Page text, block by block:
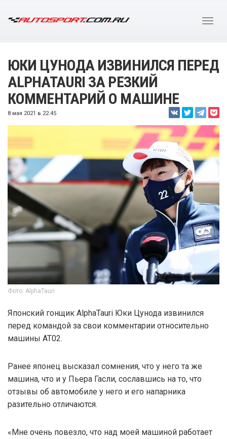
ЮКИ ЦУНОДА ИЗВИНИЛСЯ ПЕРЕД
ALPHATAURI ЗА РЕЗКИЙ
КОММЕНТАРИЙ О МАШИНЕ
8 мая 2021 в 22:45
Фото: AlphaTauri
Японский гонщик AlphaTauri Юки Цунода извинился
перед командой за свои комментарии относительно
машины AT02.
Ранее японец высказал сомнения, что у него та же
машина, что и у Пьера Гасли, сославшись на то, что
отзывы об автомобиле у него и его напарника
разительно отличаются.
«Мне очень повезло, что над моей машиной работает